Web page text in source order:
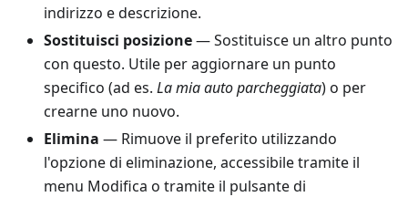
indirizzo e descrizione.
Sostituisci posizione— Sostituisce un altro punto
con questo. Utile per aggiornare un punto
specifico (ad es. La mia auto parcheggiata) o per
crearne uno nuovo.
Elimina — Rimuove il preferito utilizzando
l'opzione di eliminazione, accessibile tramite il
menu Modifica o tramite il pulsante di